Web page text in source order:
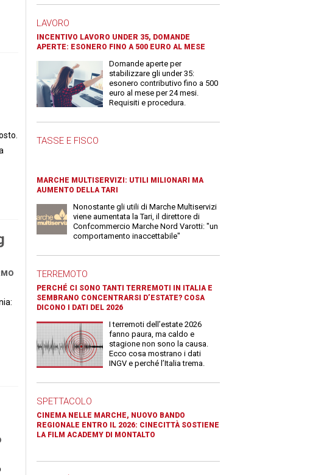
LAVORO
INCENTIVO LAVORO UNDER 35, DOMANDE
APERTE: ESONERO FINO A 500 EURO AL MESE
Domande aperte per
stabilizzare gli under 35:
esonero contributivo fino a 500
euro al mese per 24 mesi.
Requisiti e procedura.
TASSE E FISCO
MARCHE MULTISERVIZI: UTILI MILIONARI MA
AUMENTO DELLA TARI
Nonostante gli utili di Marche Multiservizi
viene aumentata la Tari, il direttore di
Confcommercio Marche Nord Varotti: "un
comportamento inaccettabile"
TERREMOTO
PERCHÉ CI SONO TANTI TERREMOTI IN ITALIA E
SEMBRANO CONCENTRARSI D’ESTATE? COSA
DICONO I DATI DEL 2026
I terremoti dell’estate 2026
fanno paura, ma caldo e
stagione non sono la causa.
Ecco cosa mostrano i dati
INGV e perché l’Italia trema.
SPETTACOLO
CINEMA NELLE MARCHE, NUOVO BANDO
REGIONALE ENTRO IL 2026: CINECITTÀ SOSTIENE
LA FILM ACADEMY DI MONTALTO